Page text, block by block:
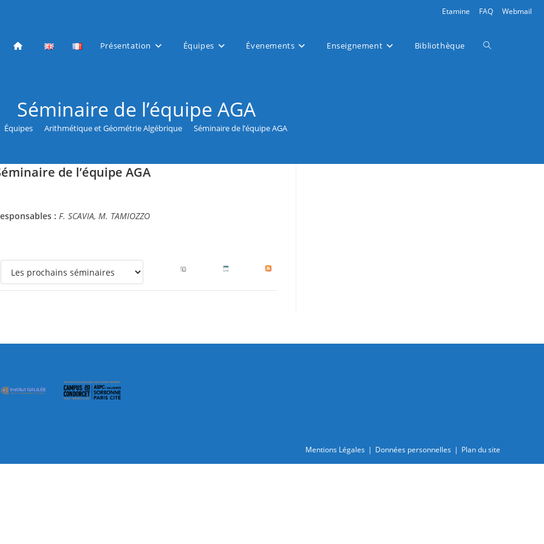
Etamine FAQ Webmail
Présentation Équipes Évenements Enseignement Bibliothèque
Séminaire de l’équipe AGA
Équipes Arithmétique et Géométrie Algébrique Séminaire de l’équipe AGA
de l’équipe AGA
: F. SCAVIA, M. TAMIOZZO
Mentions Légales Données personnelles Plan du site